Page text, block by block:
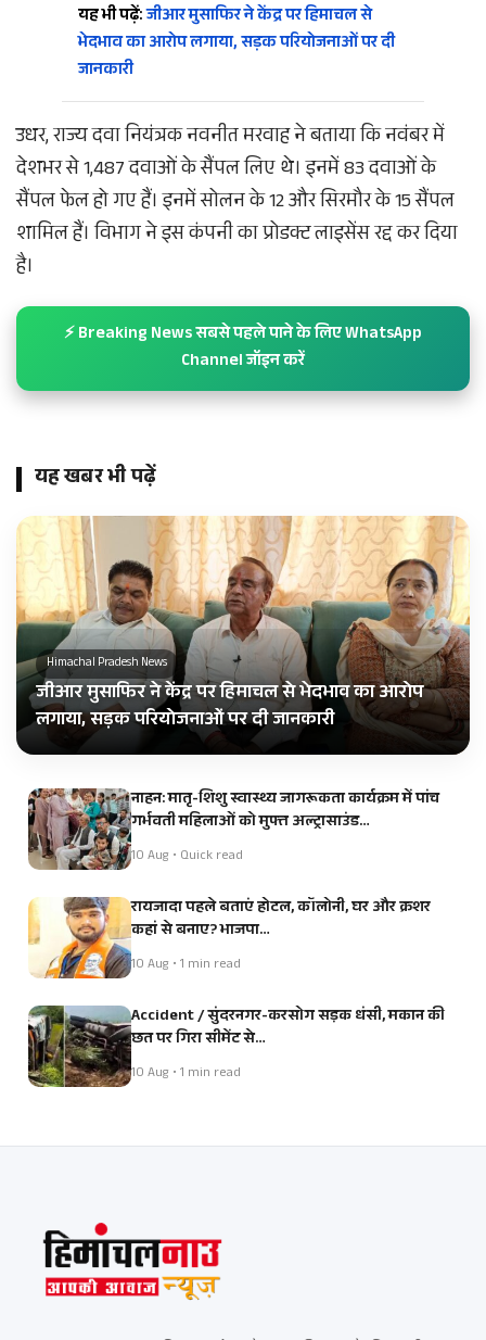
यह भी पढ़ें:जीआर मुसाफिर ने केंद्र पर हिमाचल से
भेदभाव का आरोप लगाया, सड़क परियोजनाओं पर दी
जानकारी
उधर, राज्य दवा नियंत्रक नवनीत मरवाह ने बताया कि नवंबर में
देशभर से 1,487 दवाओं के सैंपल लिए थे। इनमें 83 दवाओं के
सैंपल फेल हो गए हैं। इनमें सोलन के 12 और सिरमौर के 15 सैंपल
शामिल हैं। विभाग ने इस कंपनी का प्रोडक्ट लाइसेंस रद्द कर दिया
है।
⚡ Breaking News सबसे पहले पाने के लिए WhatsApp
Channel जॉइन करें
यह खबर भी पढ़ें
Himachal Pradesh News
जीआर मुसाफिर ने केंद्र पर हिमाचल से भेदभाव का आरोप
लगाया, सड़क परियोजनाओं पर दी जानकारी
नाहन: मातृ-शिशु स्वास्थ्य जागरूकता कार्यक्रम में पांच
गर्भवती महिलाओं को मुफ्त अल्ट्रासाउंड…
10 Aug • Quick read
रायजादा पहले बताएं होटल, कॉलोनी, घर और क्रशर
कहां से बनाए? भाजपा…
10 Aug • 1 min read
Accident / सुंदरनगर-करसोग सड़क धंसी, मकान की
छत पर गिरा सीमेंट से…
10 Aug • 1 min read